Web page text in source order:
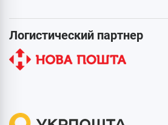
Логистический партнер